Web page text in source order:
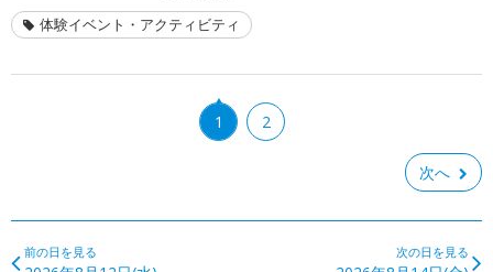
体験イベント・アクティビティ
1 2
次へ
前の日を見る 次の日を見る